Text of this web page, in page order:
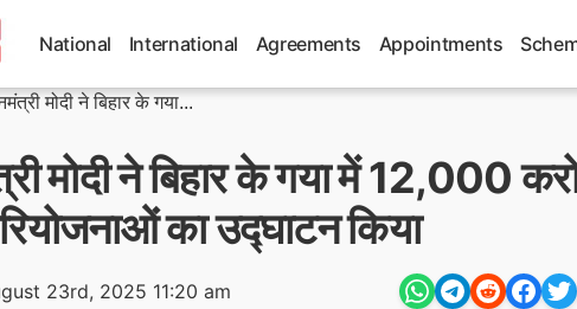
National International Agreements Appointments
मोदी ने बिहार के गया...
मोदी ने बिहार के गया में 12,000
का उद्घाटन किया
23rd, 2025 11:20 am